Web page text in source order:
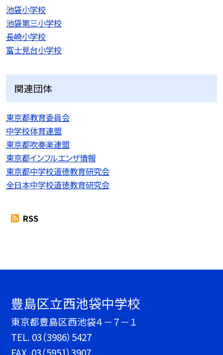
池袋小学校
池袋第三小学校
長崎小学校
富士見台小学校
関連団体
東京都教育委員会
中学校体育連盟
東京都吹奏楽連盟
東京都インフルエンザ情報
東京都中学校道徳教育研究会
全日本中学校道徳教育研究会
RSS
豊島区立西池袋中学校
東京都豊島区西池袋４－７－１
TEL. 03（3986）5427